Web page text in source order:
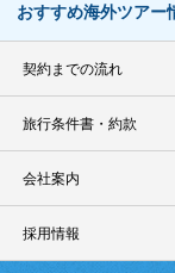
おすすめ海外ツアー
契約までの流れ
旅行条件書・約款
会社案内
採用情報